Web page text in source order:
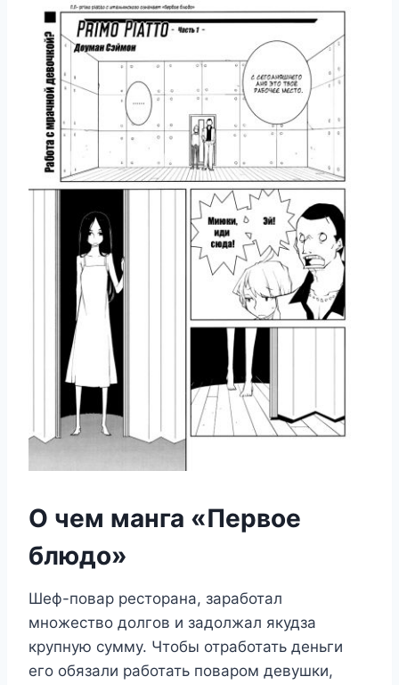
О чем манга «Первое
блюдо»
Шеф-повар ресторана, заработал
множество долгов и задолжал якудза
крупную сумму. Чтобы отработать деньги
его обязали работать поваром девушки,